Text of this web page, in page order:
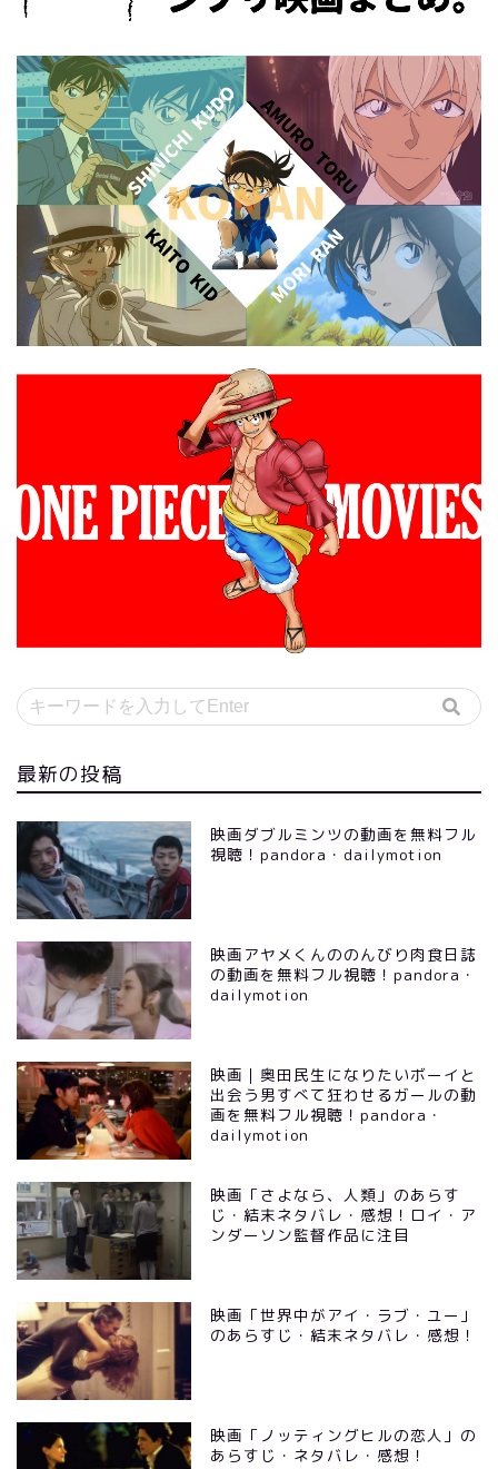
最新の投稿
映画ダブルミンツの動画を無料フル
視聴！pandora・dailymotion
映画アヤメくんののんびり肉食日誌
の動画を無料フル視聴！pandora・
dailymotion
映画｜奥田民生になりたいボーイと
出会う男すべて狂わせるガールの動
画を無料フル視聴！pandora・
dailymotion
映画「さよなら、人類」のあらす
じ・結末ネタバレ・感想！ロイ・ア
ンダーソン監督作品に注目
映画「世界中がアイ・ラブ・ユー」
のあらすじ・結末ネタバレ・感想！
映画「ノッティングヒルの恋人」の
あらすじ・ネタバレ・感想！